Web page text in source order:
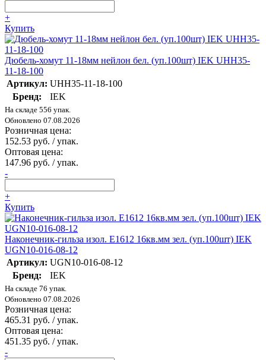
+
Купить
Дюбель-хомут 11-18мм нейлон бел. (уп.100шт) IEK UHH35-
11-18-100
Артикул: UHH35-11-18-100
Бренд:
IEK
На складе 556 упак.
Обновлено 07.08.2026
Розничная цена:
152.53 руб. / упак.
Оптовая цена:
147.96 руб. / упак.
-
+
Купить
Наконечник-гильза изол. Е1612 16кв.мм зел. (уп.100шт) IEK
UGN10-016-08-12
Артикул: UGN10-016-08-12
Бренд:
IEK
На складе 76 упак.
Обновлено 07.08.2026
Розничная цена:
465.31 руб. / упак.
Оптовая цена:
451.35 руб. / упак.
-